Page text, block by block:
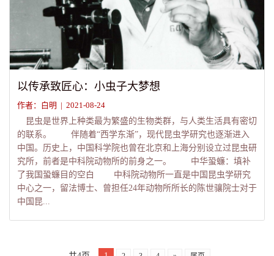
以传承致匠心：小虫子大梦想
作者：白明 | 2021-08-24
昆虫是世界上种类最为繁盛的生物类群，与人类生活具有密切
的联系。 伴随着“西学东渐”，现代昆虫学研究也逐渐进入
中国。历史上，中国科学院也曾在北京和上海分别设立过昆虫研
究所，前者是中科院动物所的前身之一。 中华蛩蠊：填补
了我国蛩蠊目的空白 中科院动物所一直是中国昆虫学研究
中心之一，留法博士、曾担任24年动物所所长的陈世骧院士对于
中国昆...